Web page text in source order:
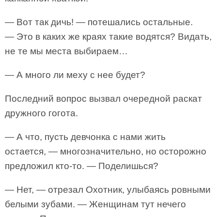
— Вот так дичь! — потешались остальные.
— Это в каких же краях такие водятся? Видать,
не те мы места выбираем…
— А много ли меху с нее будет?
Последний вопрос вызвал очередной раскат
дружного гогота.
— А что, пусть девчонка с нами жить
остается, — многозначительно, но осторожно
предложил кто-то. — Поделишься?
— Нет, — отрезал Охотник, улыбаясь ровными
белыми зубами. — Женщинам тут нечего